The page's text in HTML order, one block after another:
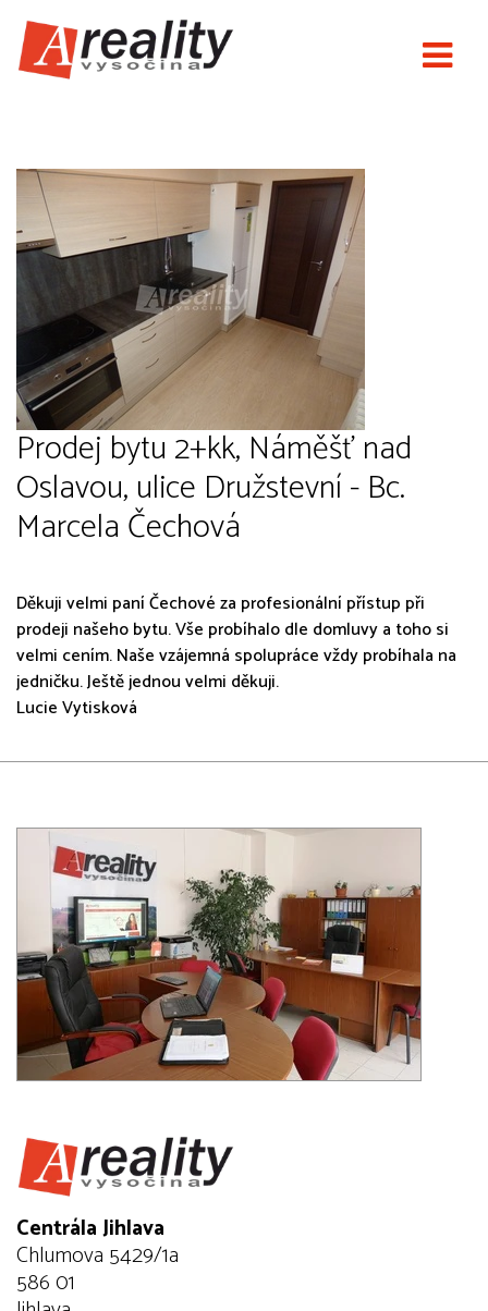
Prodej bytu 2+kk, Náměšť nad
Oslavou, ulice Družstevní - Bc.
Marcela Čechová
Děkuji velmi paní Čechové za profesionální přístup při
prodeji našeho bytu. Vše probíhalo dle domluvy a toho si
velmi cením. Naše vzájemná spolupráce vždy probíhala na
jedničku. Ještě jednou velmi děkuji.
Lucie Vytisková
Centrála Jihlava
Chlumova 5429/1a
586 01